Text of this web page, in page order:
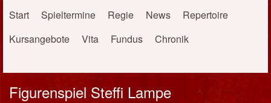
Direkt zum Inhalt
Start Spieltermine Regie News
Repertoire
Kursangebote
Vita Fundus Chronik
Figurenspiel Steffi Lampe